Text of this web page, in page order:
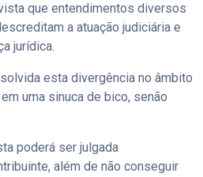
que entendimentos diversos
a atuação judiciária e
jurídica.
esta divergência no âmbito
uma sinuca de bico, senão
poderá ser julgada
além de não conseguir